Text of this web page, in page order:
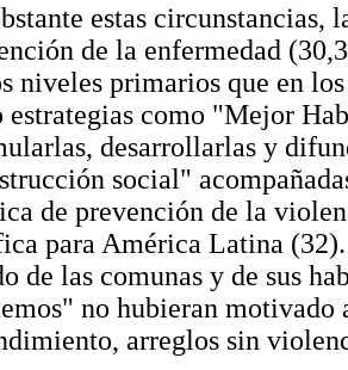
estas circunstancias,
de la enfermedad
niveles primarios que en
estrategias como "Mejor
desarrollarlas y
social"
de prevención de la
para América Latina
de las comunas y de sus
no hubieran
arreglos sin